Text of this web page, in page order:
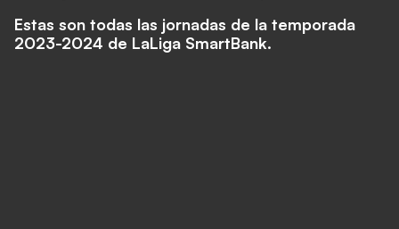
Estas son todas las jornadas de la temporada
2023-2024 de LaLiga SmartBank.